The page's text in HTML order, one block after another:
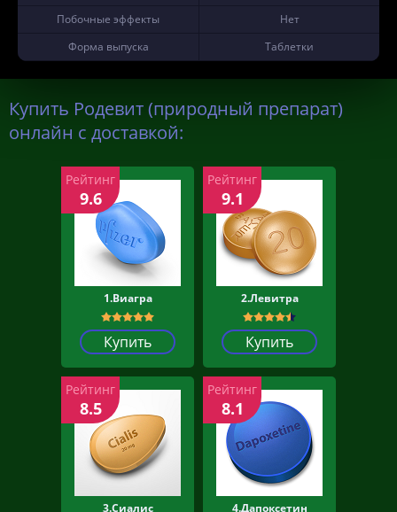
Побочные эффекты
Нет
Форма выпуска
Таблетки
Купить Родевит (природный препарат)
онлайн с доставкой:
1.Виагра
Купить
Рейтинг
9.6
2.Левитра
Купить
Рейтинг
9.1
3.Сиалис
Рейтинг
8.5
4.Дапоксетин
Рейтинг
8.1